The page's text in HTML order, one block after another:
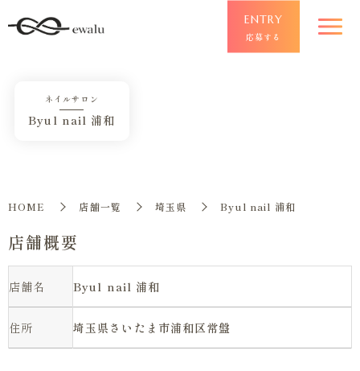
ENTRY
応募する
ネイルサロン
Byul nail 浦和
HOME 店舗一覧 埼玉県 Byul nail 浦和
店舗概要
店舗名 Byul nail 浦和
住所 埼玉県さいたま市浦和区常盤